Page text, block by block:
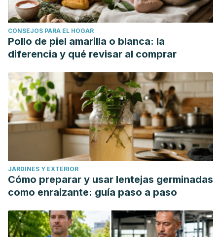
1240-1247.
https://www.ahajournals.org/doi/abs/10.1161/
CONSEJOS PARA EL HOGAR
Pollo de piel amarilla o blanca: la
diferencia y qué revisar al comprar
JARDINES Y EXTERIOR
Cómo preparar y usar lentejas germinadas
como enraizante: guía paso a paso